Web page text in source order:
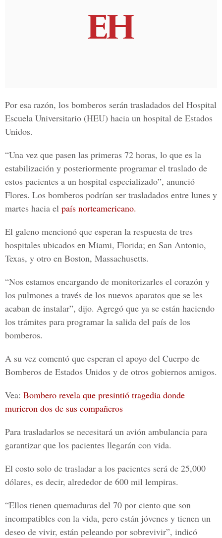
Por esa razón, los bomberos serán trasladados del Hospital
Escuela Universitario (HEU) hacia un hospital de Estados
Unidos.
“Una vez que pasen las primeras 72 horas, lo que es la
estabilización y posteriormente programar el traslado de
estos pacientes a un hospital especializado”, anunció
Flores. Los bomberos podrían ser trasladados entre lunes y
martes hacia el país norteamericano.
El galeno mencionó que esperan la respuesta de tres
hospitales ubicados en Miami, Florida; en San Antonio,
Texas, y otro en Boston, Massachusetts.
“Nos estamos encargando de monitorizarles el corazón y
los pulmones a través de los nuevos aparatos que se les
acaban de instalar”, dijo. Agregó que ya se están haciendo
los trámites para programar la salida del país de los
bomberos.
A su vez comentó que esperan el apoyo del Cuerpo de
Bomberos de Estados Unidos y de otros gobiernos amigos.
Vea: Bombero revela que presintió tragedia donde
murieron dos de sus compañeros
Para trasladarlos se necesitará un avión ambulancia para
garantizar que los pacientes llegarán con vida.
El costo solo de trasladar a los pacientes será de 25,000
dólares, es decir, alrededor de 600 mil lempiras.
“Ellos tienen quemaduras del 70 por ciento que son
incompatibles con la vida, pero están jóvenes y tienen un
deseo de vivir, están peleando por sobrevivir”, indicó